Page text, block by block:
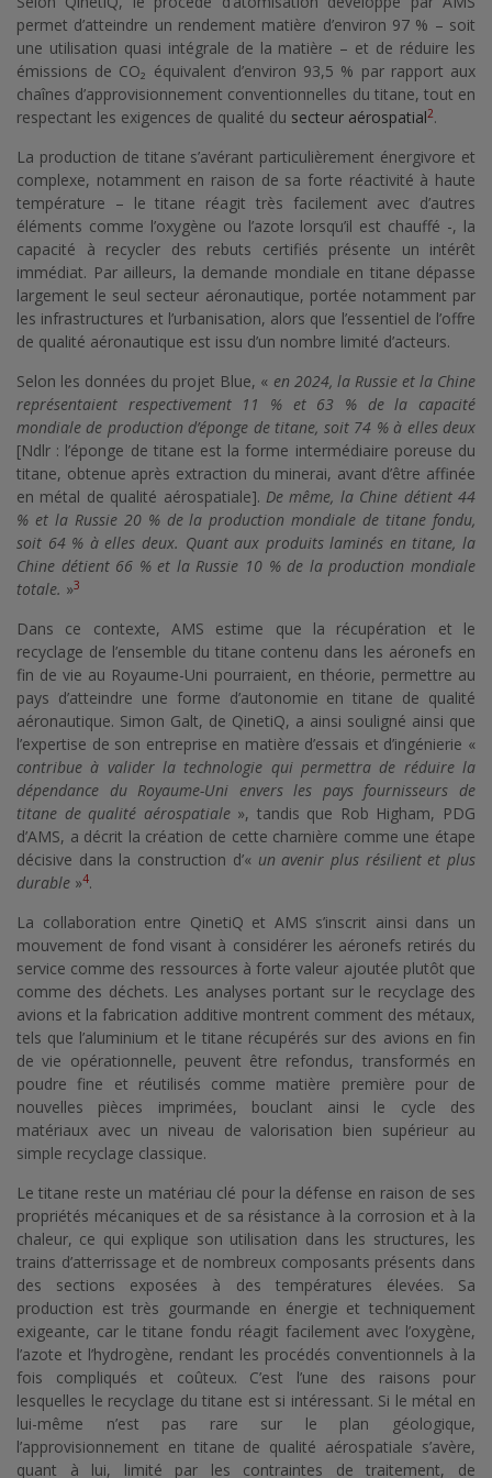
permet d’atteindre un rendement matière d’environ 97 % – soit
une utilisation quasi intégrale de la matière – et de réduire les
émissions de CO₂ équivalent d’environ 93,5 % par rapport aux
chaînes d’approvisionnement conventionnelles du titane, tout en
respectant les exigences de qualité du secteur aérospatial2.
La production de titane s’avérant particulièrement énergivore et
complexe, notamment en raison de sa forte réactivité à haute
température – le titane réagit très facilement avec d’autres
éléments comme l’oxygène ou l’azote lorsqu’il est chauffé -, la
capacité à recycler des rebuts certifiés présente un intérêt
immédiat. Par ailleurs, la demande mondiale en titane dépasse
largement le seul secteur aéronautique, portée notamment par
les infrastructures et l’urbanisation, alors que l’essentiel de l’offre
de qualité aéronautique est issu d’un nombre limité d’acteurs.
Selon les données du projet Blue, « en 2024, la Russie et la Chine
représentaient respectivement 11 % et 63 % de la capacité
mondiale de production d’éponge de titane, soit 74 % à elles deux
[Ndlr : l’éponge de titane est la forme intermédiaire poreuse du
titane, obtenue après extraction du minerai, avant d’être affinée
en métal de qualité aérospatiale]. De même, la Chine détient 44
% et la Russie 20 % de la production mondiale de titane fondu,
soit 64 % à elles deux. Quant aux produits laminés en titane, la
Chine détient 66 % et la Russie 10 % de la production mondiale
totale. »3
Dans ce contexte, AMS estime que la récupération et le
recyclage de l’ensemble du titane contenu dans les aéronefs en
fin de vie au Royaume-Uni pourraient, en théorie, permettre au
pays d’atteindre une forme d’autonomie en titane de qualité
aéronautique. Simon Galt, de QinetiQ, a ainsi souligné ainsi que
l’expertise de son entreprise en matière d’essais et d’ingénierie «
contribue à valider la technologie qui permettra de réduire la
dépendance du Royaume-Uni envers les pays fournisseurs de
titane de qualité aérospatiale», tandis que Rob Higham, PDG
d’AMS, a décrit la création de cette charnière comme une étape
décisive dans la construction d’« un avenir plus résilient et plus
durable »4.
La collaboration entre QinetiQ et AMS s’inscrit ainsi dans un
mouvement de fond visant à considérer les aéronefs retirés du
service comme des ressources à forte valeur ajoutée plutôt que
comme des déchets. Les analyses portant sur le recyclage des
avions et la fabrication additive montrent comment des métaux,
tels que l’aluminium et le titane récupérés sur des avions en fin
de vie opérationnelle, peuvent être refondus, transformés en
poudre fine et réutilisés comme matière première pour de
nouvelles pièces imprimées, bouclant ainsi le cycle des
matériaux avec un niveau de valorisation bien supérieur au
simple recyclage classique.
Le titane reste un matériau clé pour la défense en raison de ses
propriétés mécaniques et de sa résistance à la corrosion et à la
chaleur, ce qui explique son utilisation dans les structures, les
trains d’atterrissage et de nombreux composants présents dans
des sections exposées à des températures élevées. Sa
production est très gourmande en énergie et techniquement
exigeante, car le titane fondu réagit facilement avec l’oxygène,
l’azote et l’hydrogène, rendant les procédés conventionnels à la
fois compliqués et coûteux. C’est l’une des raisons pour
lesquelles le recyclage du titane est si intéressant. Si le métal en
lui-même n’est pas rare sur le plan géologique,
l’approvisionnement en titane de qualité aérospatiale s’avère,
quant à lui, limité par les contraintes de traitement, de